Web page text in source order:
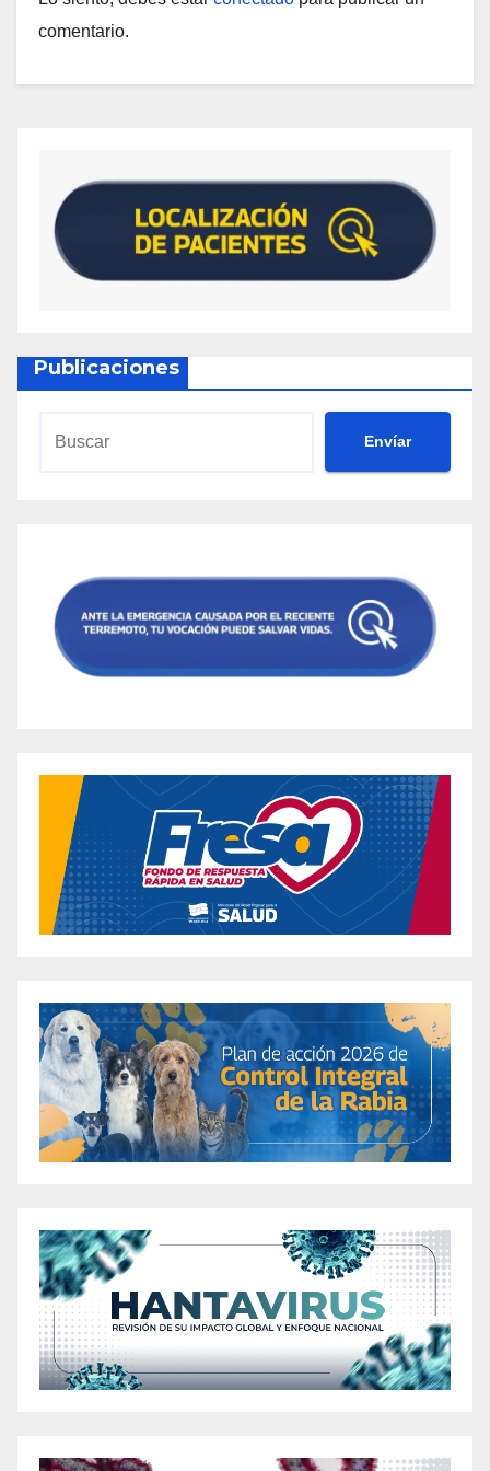
comentario.
Publicaciones
Envíar